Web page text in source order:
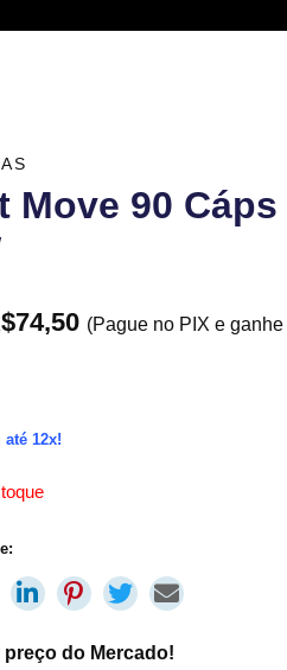
Move 90 Cáps
74,50 (Pague no PIX e ganhe
até 12x!
preço do Mercado!